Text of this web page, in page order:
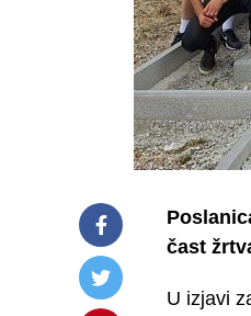
čast
U izjavi